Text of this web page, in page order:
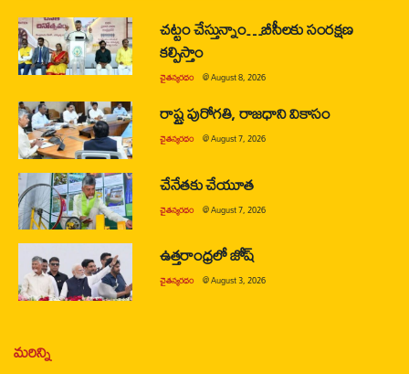
చట్టం చేస్తున్నాం…బీసీలకు సంరక్షణ
కల్పిస్తాం
చైతన్యరధం @August 8, 2026
రాష్ట్ర పురోగతి, రాజధాని వికాసం
చైతన్యరధం @August 7, 2026
చేనేతకు చేయూత
చైతన్యరధం @August 7, 2026
ఉత్తరాంధ్రలో జోష్
చైతన్యరధం @August 3, 2026
మరిన్ని